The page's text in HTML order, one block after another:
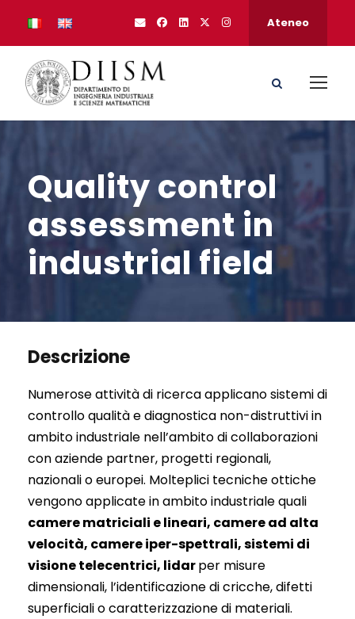
Ateneo
Quality control
assessment in
industrial field
Descrizione
Numerose attività di ricerca applicano sistemi di
controllo qualità e diagnostica non-distruttivi in
ambito industriale nell’ambito di collaborazioni
con aziende partner, progetti regionali,
nazionali o europei. Molteplici tecniche ottiche
vengono applicate in ambito industriale quali
camere matriciali e lineari, camere ad alta
velocità, camere iper-spettrali, sistemi di
visione telecentrici, lidarper misure
dimensionali, l’identificazione di cricche, difetti
superficiali o caratterizzazione di materiali.